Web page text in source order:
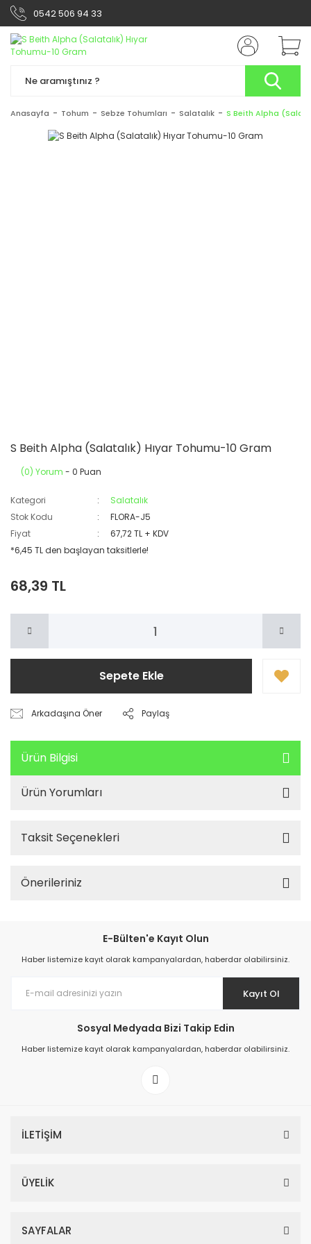
0542 506 94 33
Anasayfa Tohum Sebze Tohumları Salatalık S Beith Alpha
S Beith Alpha (Salatalık) Hıyar Tohumu-10 Gram
(0) Yorum - 0 Puan
Kategori
Salatalık
Stok Kodu
FLORA-J5
Fiyat
67,72 TL + KDV
*6,45 TL den başlayan taksitlerle!
68,39 TL
Sepete Ekle
Arkadaşına Öner Paylaş
Ürün Bilgisi
Ürün Yorumları
Taksit Seçenekleri
Önerileriniz
E-Bülten'e Kayıt Olun
Haber listemize kayıt olarak kampanyalardan, haberdar olabilirsiniz.
Kayıt Ol
Sosyal Medyada Bizi Takip Edin
Haber listemize kayıt olarak kampanyalardan, haberdar olabilirsiniz.
İLETİŞİM
ÜYELİK
SAYFALAR